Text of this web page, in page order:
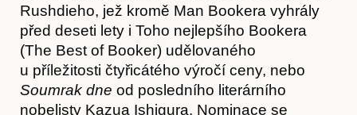
Rushdieho, jež kromě Man Bookera vyhrály
před deseti lety i Toho nejlepšího Bookera
(The Best of Booker) udělovaného
u příležitosti čtyřicátého výročí ceny, nebo
Soumrak dne od posledního literárního
nobelisty Kazua Ishigura. Nominace se